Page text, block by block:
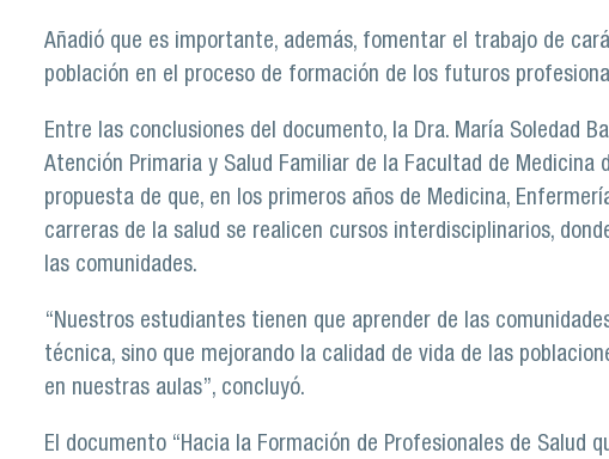
Añadió que es importante, además, fomentar el trabajo de
población en el proceso de formación de los futuros
Entre las conclusiones del documento, la Dra. María Soledad
Atención Primaria y Salud Familiar de la Facultad de Medicina
propuesta de que, en los primeros años de Medicina,
carreras de la salud se realicen cursos interdisciplinarios,
las comunidades.
“Nuestros estudiantes tienen que aprender de las
técnica, sino que mejorando la calidad de vida de las
en nuestras aulas”, concluyó.
El documento “Hacia la Formación de Profesionales de Salud